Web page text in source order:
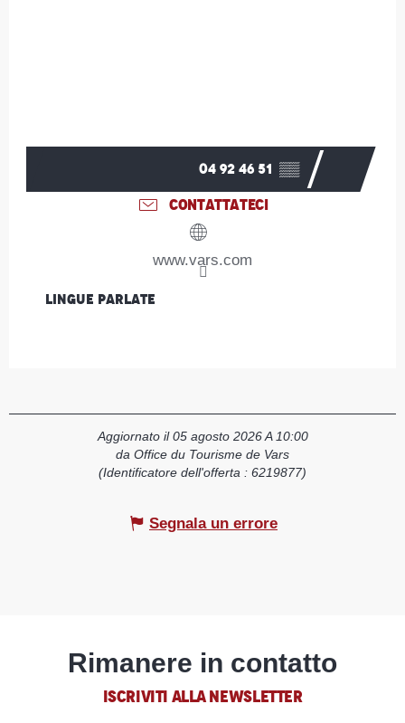
04 92 46 51 ▒▒
CONTATTATECI
www.vars.com
Lingue parlate
Lingue parlate
Aggiornato il 05 agosto 2026 A 10:00
da Office du Tourisme de Vars
(Identificatore dell'offerta : 6219877)
Segnala un errore
Rimanere in contatto
ISCRIVITI ALLA NEWSLETTER